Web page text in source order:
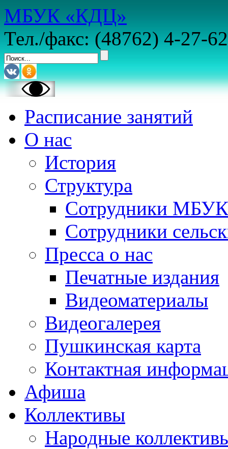
МБУК «КДЦ»
Тел./факс: (48762) 4-27-62
Расписание занятий
О нас
История
Структура
Сотрудники
Сотрудники
Пресса о нас
Печатные издания
Видеоматериалы
Видеогалерея
Пушкинская карта
Контактная
Афиша
Коллективы
Народные